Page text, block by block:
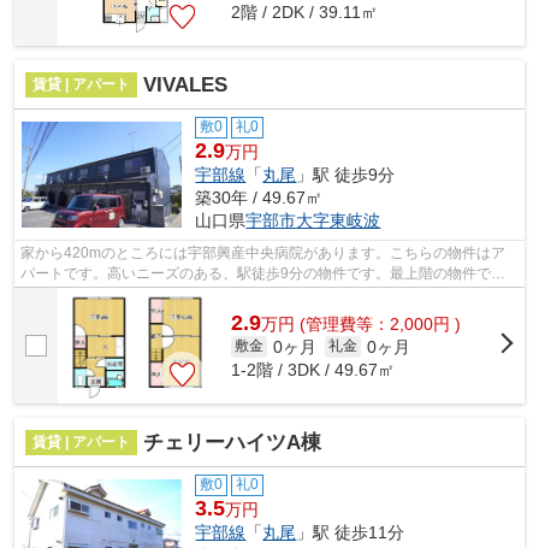
2階 / 2DK / 39.11㎡
賃貸 | アパート VIVALES
敷0 礼0
2.9万円
宇部線 「丸尾 」駅 徒歩9分
築30年 / 49.67㎡
山口県宇部市大字東岐波
家から420mのところには宇部興産中央病院があります。こちらの物件はア
パートです。高いニーズのある、駅徒歩9分の物件です。最上階の物件で
す。宇部市エリアにある賃貸情報のことなら...
2.9万円 (管理費等：2,000円 )
敷金 0ヶ月 礼金 0ヶ月
1-2階 / 3DK / 49.67㎡
賃貸 | アパート チェリーハイツA棟
敷0 礼0
3.5万円
宇部線 「丸尾 」駅 徒歩11分